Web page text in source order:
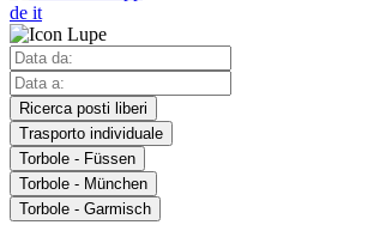
de it
Ricerca posti liberi
Trasporto individuale
Torbole - Füssen
Torbole - München
Torbole - Garmisch